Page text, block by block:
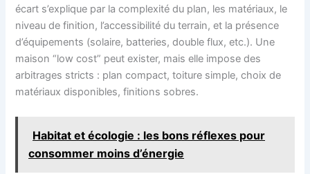
écart s’explique par la complexité du plan, les matériaux, le
niveau de finition, l’accessibilité du terrain, et la présence
d’équipements (solaire, batteries, double flux, etc.). Une
maison “low cost” peut exister, mais elle impose des
arbitrages stricts : plan compact, toiture simple, choix de
matériaux disponibles, finitions sobres.
Habitat et écologie : les bons réflexes pour
consommer moins d’énergie